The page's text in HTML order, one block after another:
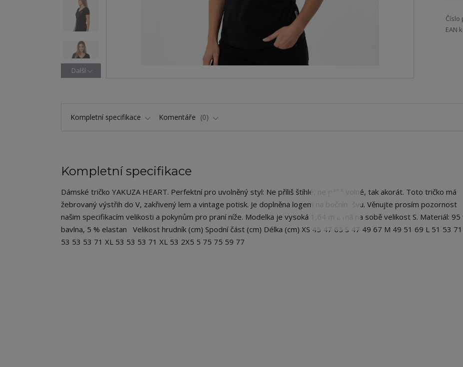
Další
Číslo
EAN
Kompletní specifikace Komentáře 0
Kompletní specifikace
Dámské tričko YAKUZA HEART. Perfektní pro uvolněný styl: Ne příliš štíhlé, ne příliš volné, tak akorát. Toto tričko má
žebrovaný výstřih do V, zakřivený lem a vintage potisk. Je doplněna logem na bočním švu. Věnujte prosím pozornost
našim specifikacím velikosti a pokynům pro praní níže. Modelka je vysoká 1,64 m a má na sobě velikost S. Materiál: 95
bavlna, 5 % elastan Velikost hrudník (cm) Spodní část (cm) Délka (cm) XS 45 47 65 S 47 49 67 M 49 51 69 L 51 53 71
53 53 53 71 XL 53 53 53 71 XL 53 2X5 5 75 75 59 77